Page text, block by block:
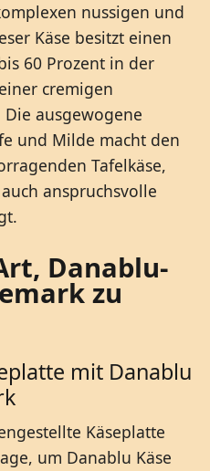
nussigen und
Käse besitzt einen
60 Prozent in der
cremigen
ausgewogene
und Milde macht den
Tafelkäse,
anspruchsvolle
Danablu-
zu
mit Danablu
Käseplatte
um Danablu Käse